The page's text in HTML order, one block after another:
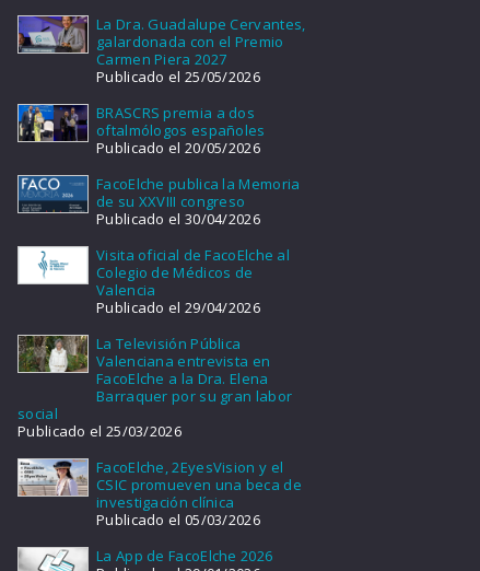
La Dra. Guadalupe Cervantes,
galardonada con el Premio
Carmen Piera 2027
Publicado el 25/05/2026
BRASCRS premia a dos
oftalmólogos españoles
Publicado el 20/05/2026
FacoElche publica la Memoria
de su XXVIII congreso
Publicado el 30/04/2026
Visita oficial de FacoElche al
Colegio de Médicos de
Valencia
Publicado el 29/04/2026
La Televisión Pública
Valenciana entrevista en
FacoElche a la Dra. Elena
Barraquer por su gran labor
social
Publicado el 25/03/2026
FacoElche, 2EyesVision y el
CSIC promueven una beca de
investigación clínica
Publicado el 05/03/2026
La App de FacoElche 2026